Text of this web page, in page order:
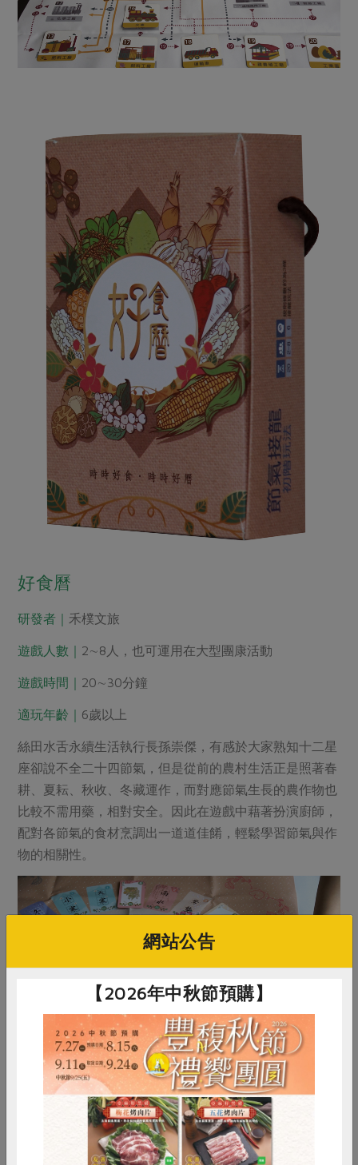
好食曆
研發者｜ 禾樸文旅
遊戲人數｜ 2∼8人，也可運用在大型團康活動
遊戲時間｜ 20∼30分鐘
適玩年齡｜ 6歲以上
絲田水舌永續生活執行長孫崇傑，有感於大家熟知十二星
座卻說不全二十四節氣，但是從前的農村生活正是照著春
耕、夏耘、秋收、冬藏運作，而對應節氣生長的農作物也
比較不需用藥，相對安全。因此在遊戲中藉著扮演廚師，
配對各節氣的食材烹調出一道道佳餚，輕鬆學習節氣與作
物的相關性。
RPET 食譜 減硝酸鹽
網站公告
【2026年中秋節預購】